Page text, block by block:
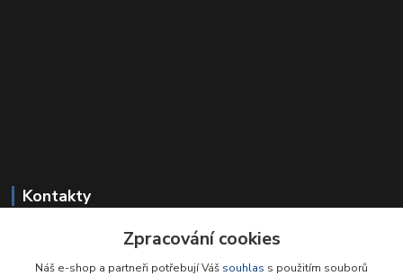
Kontakty
+420 549 212 719Zpracování cookies
Náš e-shop a partneři potřebují Váš souhlas s použitím souborů